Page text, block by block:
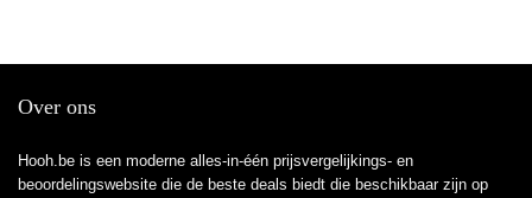
Over ons
Hooh.be is een moderne alles-in-één prijsvergelijkings- en
beoordelingswebsite die de beste deals biedt die beschikbaar zijn op